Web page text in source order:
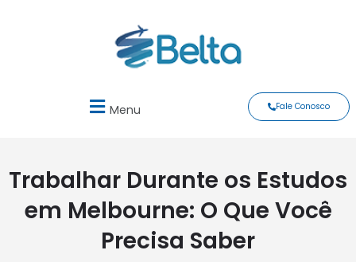
Menu Fale Conosco
Trabalhar Durante os Estudos
em Melbourne: O Que Você
Precisa Saber